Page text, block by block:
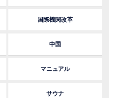
国際機関改革
中国
マニュアル
サウナ